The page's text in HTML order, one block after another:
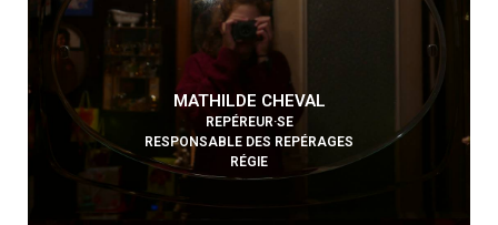
MATHILDE CHEVAL
REPÉREUR·SE
RESPONSABLE DES REPÉRAGES
RÉGIE